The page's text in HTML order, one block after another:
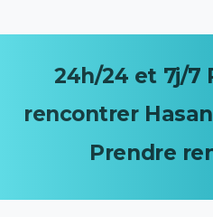
24h/24 et 7j/7
rencontrer Hasan
Prendre